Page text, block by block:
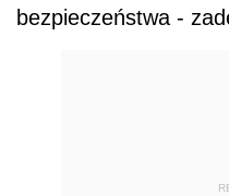
bezpieczeństwa -